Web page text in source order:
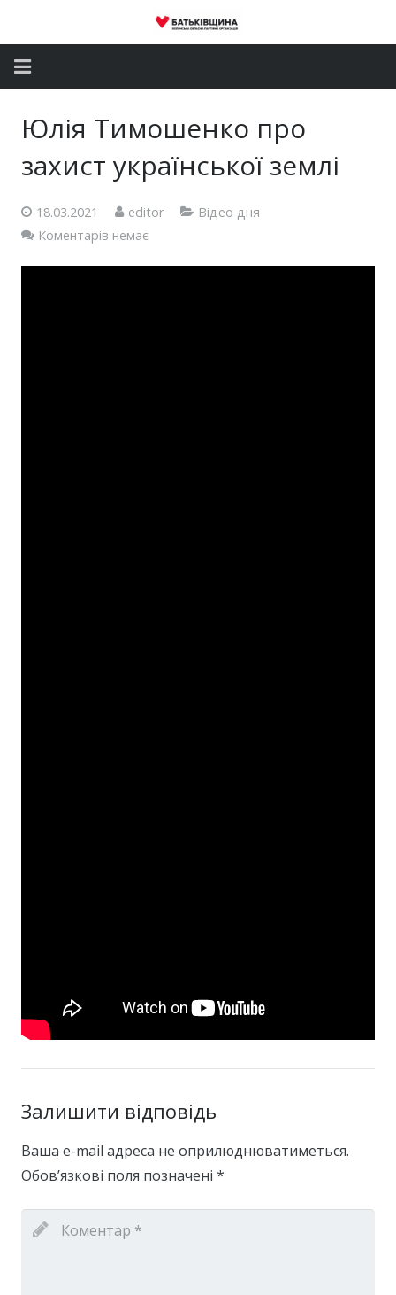
Депутатський корпус
Юлія Тимошенко про
захист української землі
18.03.2021 editor
Відео дня
Коментарів немає
Залишити відповідь
Ваша e-mail адреса не оприлюднюватиметься.
Обов’язкові поля позначені *